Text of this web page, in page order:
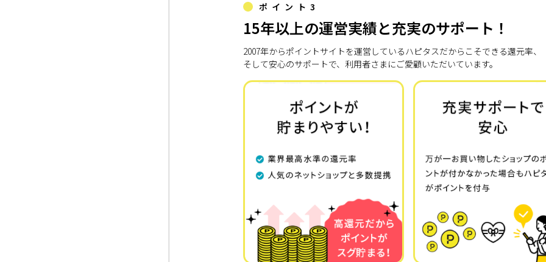
ポイント3
15年以上の運営実績と充実のサポート！
2007年からポイントサイトを運営しているハピタスだからこそできる還元率、
そして安心のサポートで、利用者さまにご愛顧いただいています。